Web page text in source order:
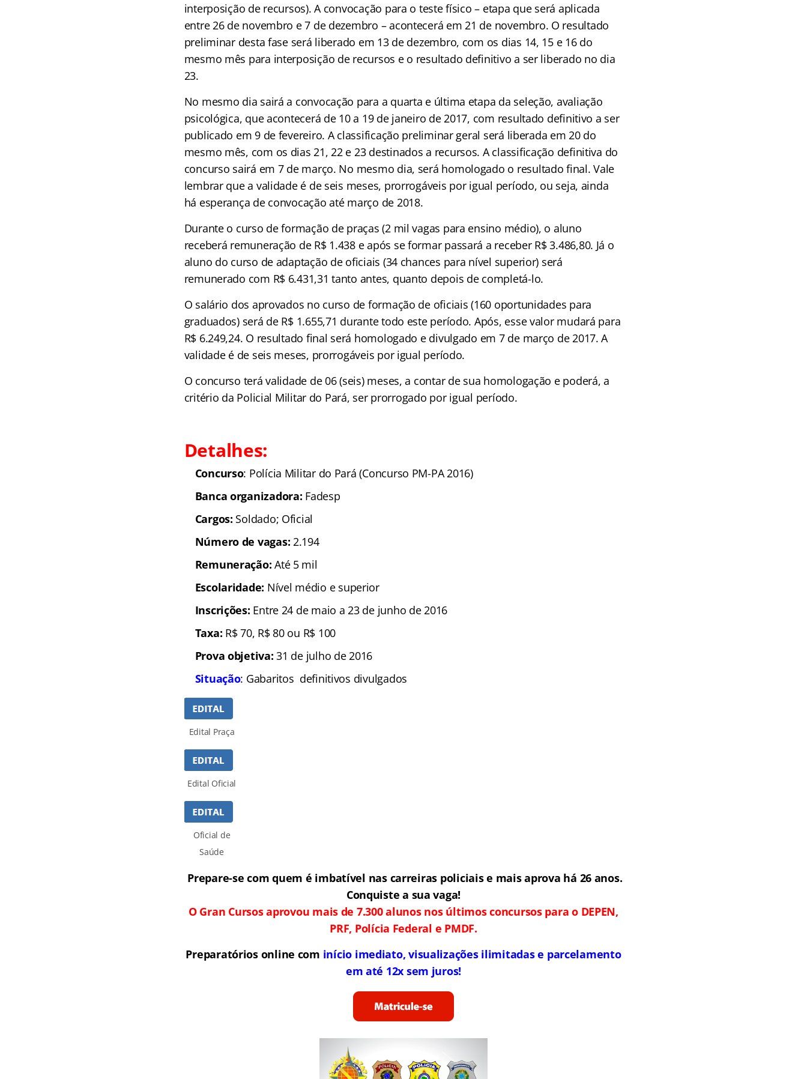
interposição de recursos). A convocação para o teste físico – etapa que será aplicada
entre 26 de novembro e 7 de dezembro – acontecerá em 21 de novembro. O resultado
preliminar desta fase será liberado em 13 de dezembro, com os dias 14, 15 e 16 do
mesmo mês para interposição de recursos e o resultado definitivo a ser liberado no dia
23.
No mesmo dia sairá a convocação para a quarta e última etapa da seleção, avaliação
psicológica, que acontecerá de 10 a 19 de janeiro de 2017, com resultado definitivo a ser
publicado em 9 de fevereiro. A classificação preliminar geral será liberada em 20 do
mesmo mês, com os dias 21, 22 e 23 destinados a recursos. A classificação definitiva do
concurso sairá em 7 de março. No mesmo dia, será homologado o resultado final. Vale
lembrar que a validade é de seis meses, prorrogáveis por igual período, ou seja, ainda
há esperança de convocação até março de 2018.
Durante o curso de formação de praças (2 mil vagas para ensino médio), o aluno
receberá remuneração de R$ 1.438 e após se formar passará a receber R$ 3.486,80. Já o
aluno do curso de adaptação de oficiais (34 chances para nível superior) será
remunerado com R$ 6.431,31 tanto antes, quanto depois de completá-lo.
O salário dos aprovados no curso de formação de oficiais (160 oportunidades para
graduados) será de R$ 1.655,71 durante todo este período. Após, esse valor mudará para
R$ 6.249,24. O resultado final será homologado e divulgado em 7 de março de 2017. A
validade é de seis meses, prorrogáveis por igual período.
O concurso terá validade de 06 (seis) meses, a contar de sua homologação e poderá, a
critério da Policial Militar do Pará, ser prorrogado por igual período.
Detalhes:
Concurso: Polícia Militar do Pará (Concurso PM-PA 2016)
Banca organizadora: Fadesp
Cargos: Soldado; Oficial
Número de vagas: 2.194
Remuneração: Até 5 mil
Escolaridade: Nível médio e superior
Inscrições: Entre 24 de maio a 23 de junho de 2016
Taxa: R$ 70, R$ 80 ou R$ 100
Prova objetiva: 31 de julho de 2016
Situação: Gabaritos definitivos divulgados
Edital Praça
Edital Oficial
Oficial de
Saúde
Prepare-se com quem é imbatível nas carreiras policiais e mais aprova há 26 anos.
Conquiste a sua vaga!
O Gran Cursos aprovou mais de 7.300 alunos nos últimos concursos para o DEPEN,
PRF, Polícia Federal e PMDF.
Preparatórios online com início imediato, visualizações ilimitadas e parcelamento
em até 12x sem juros!